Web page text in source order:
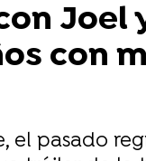
Joel
con
el pasado